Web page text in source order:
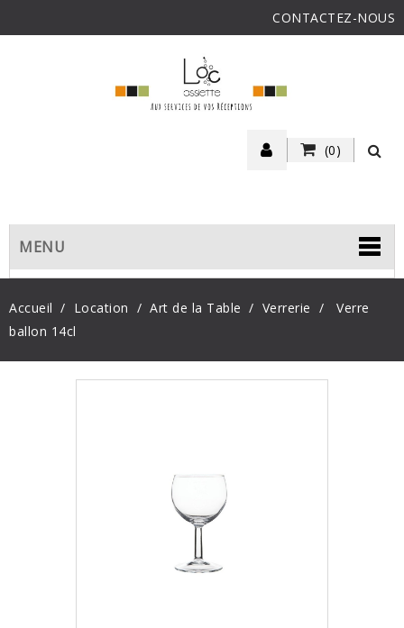
CONTACTEZ-NOUS
(0)
MENU
Accueil Location Art de la Table Verrerie
Verre
ballon 14cl